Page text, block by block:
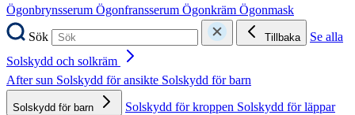
Ögonbrynsserum Ögonfransserum Ögonkräm Ögonmask
Sök
Tillbaka
Se alla
Solskydd och solkräm
After sun Solskydd för ansikte Solskydd för barn
Solskydd för barn Solskydd för kroppen Solskydd för läppar